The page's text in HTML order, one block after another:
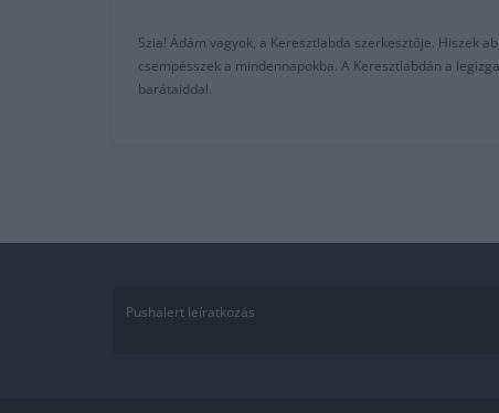
Szia! Ádám vagyok, a Keresztlabda szerkesztője. Hiszek
csempésszek a mindennapokba. A Keresztlabdán a
barátaiddal.
Pushalert leíratkozás